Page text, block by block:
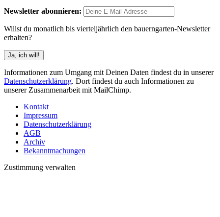
Newsletter abonnieren:
Willst du monatlich bis vierteljährlich den bauerngarten-Newsletter
erhalten?
Informationen zum Umgang mit Deinen Daten findest du in unserer
Datenschutzerklärung. Dort findest du auch Informationen zu
unserer Zusammenarbeit mit MailChimp.
Kontakt
Impressum
Datenschutzerklärung
AGB
Archiv
Bekanntmachungen
Zustimmung verwalten